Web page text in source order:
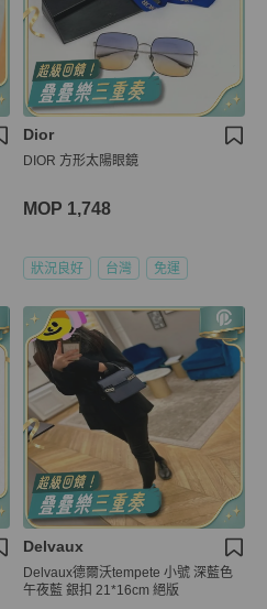
Dior
DIOR 方形太陽眼鏡
MOP 1,748
狀況良好 台灣 免運
Delvaux
Delvaux德爾沃tempete 小號 深藍色
午夜藍 銀扣 21*16cm 絕版